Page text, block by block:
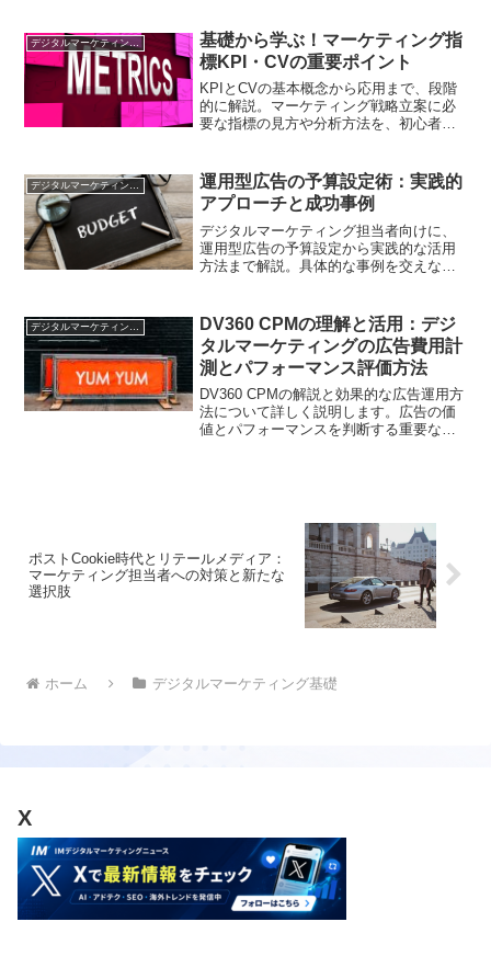
解を深めましょう。
デジタルマーケティング基礎
基礎から学ぶ！マーケティング指
標KPI・CVの重要ポイント
KPIとCVの基本概念から応用まで、段階
的に解説。マーケティング戦略立案に必
要な指標の見方や分析方法を、初心者向
運用型広告の予算設定術：実践的
アプローチと成功事例
デジタルマーケティング担当者向けに、
運用型広告の予算設定から実践的な活用
方法まで解説。具体的な事例を交えなが
DV360 CPMの理解と活用：デジ
タルマーケティングの広告費用計
測とパフォーマンス評価方法
DV360 CPMの解説と効果的な広告運用方
法について詳しく説明します。広告の価
値とパフォーマンスを判断する重要な指
ポストCookie時代とリテールメディア：
マーケティング担当者への対策と新たな
選択肢
ホーム デジタルマーケティング基礎
X